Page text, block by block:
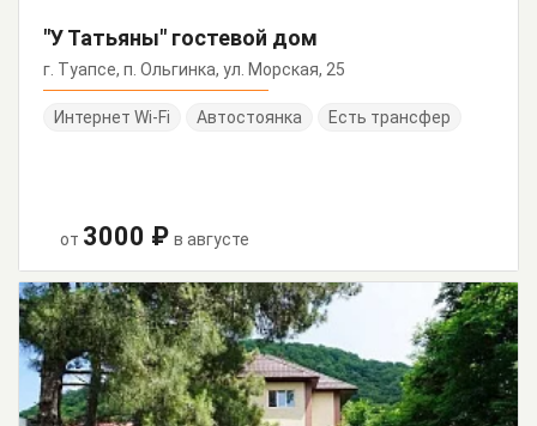
"У Татьяны" гостевой дом
г. Туапсе, п. Ольгинка, ул. Морская, 25
Интернет Wi-Fi Автостоянка Есть трансфер
от 3000 ₽ в августе